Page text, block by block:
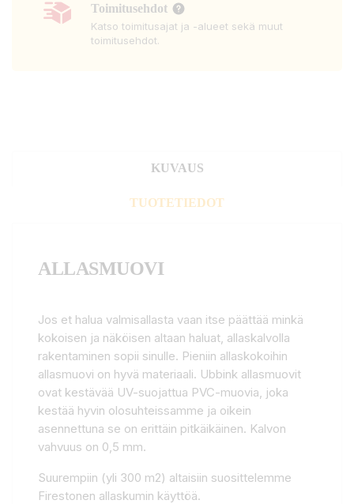
Toimitusehdot
Katso toimitusajat ja -alueet sekä muut
toimitusehdot.
KUVAUS
TUOTETIEDOT
ALLASMUOVI
Jos et halua valmisallasta vaan itse päättää minkä
kokoisen ja näköisen altaan haluat, allaskalvolla
rakentaminen sopii sinulle. Pieniin allaskokoihin
allasmuovi on hyvä materiaali. Ubbink allasmuovit
ovat kestävää UV-suojattua PVC-muovia, joka
kestää hyvin olosuhteissamme ja oikein
asennettuna se on erittäin pitkäikäinen. Kalvon
vahvuus on 0,5 mm.
Suurempiin (yli 300 m2) altaisiin suosittelemme
Firestonen allaskumin käyttöä.